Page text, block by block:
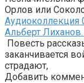
Орлов или
Аудиоколлекция
Альберт
Повесть
заканчивается
страдают,
Добавить